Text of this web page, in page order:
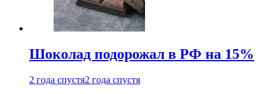
Шоколад подорожал в РФ на 15%
2 года спустя2 года спустя